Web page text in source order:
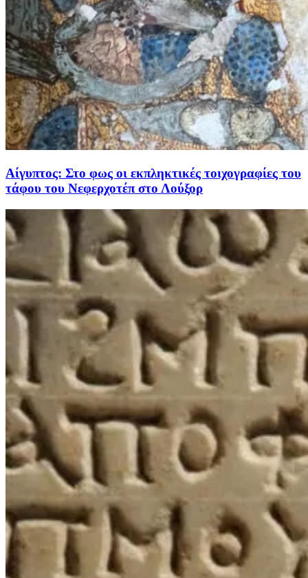
Αίγυπτος: Στο φως οι εκπληκτικές τοιχογραφίες του
τάφου του Νεφερχοτέπ στο Λούξορ